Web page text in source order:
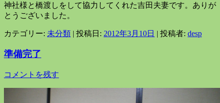
神社様と橋渡しをして協力してくれた吉田夫妻です。ありが
とうございました。
カテゴリー: 未分類 | 投稿日: 2012年3月10日 | 投稿者: desp
準備完了
コメントを残す